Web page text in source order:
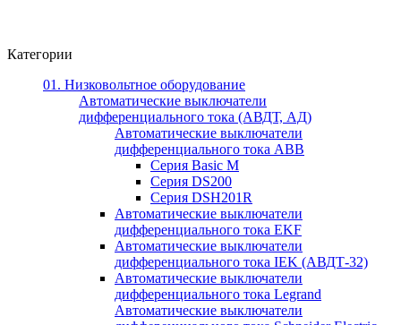
Категории
01. Низковольтное оборудование
Автоматические выключатели
дифференциального тока (АВДТ, АД)
Автоматические выключатели
дифференциального тока ABB
Серия Basic M
Серия DS200
Серия DSH201R
Автоматические выключатели
дифференциального тока EKF
Автоматические выключатели
дифференциального тока IEK (АВДТ-32)
Автоматические выключатели
дифференциального тока Legrand
Автоматические выключатели